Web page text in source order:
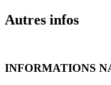
Autres infos
INFORMATIONS